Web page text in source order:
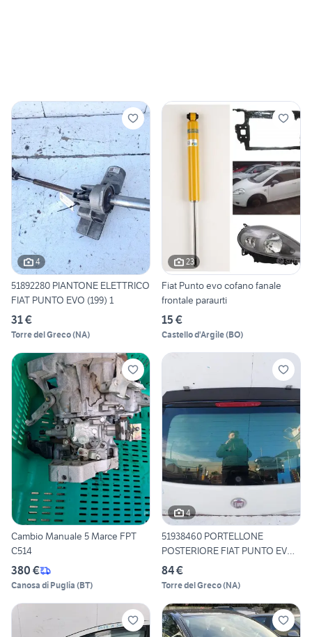
4
51892280 PIANTONE ELETTRICO
FIAT PUNTO EVO (199) 1
31 €
Torre del Greco(NA)
23
Fiat Punto evo cofano fanale
frontale paraurti
15 €
Castello d'Argile(BO)
Cambio Manuale 5 Marce FPT
C514
380 €
Canosa di Puglia (BT)
4
51938460 PORTELLONE
POSTERIORE FIAT PUNTO EVO
(199
84 €
Torre del Greco(NA)